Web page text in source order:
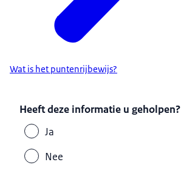
Wat is het puntenrijbewijs?
Heeft deze informatie u geholpen?
Ja
Nee